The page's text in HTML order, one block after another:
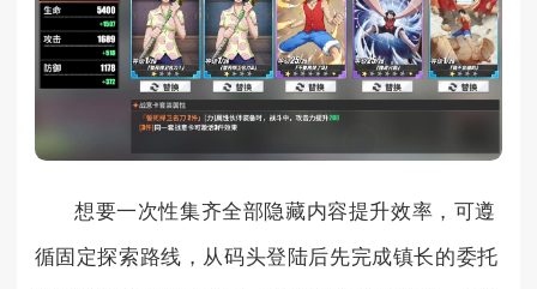
想要一次性集齐全部隐藏内容提升效率，可遵
循固定探索路线，从码头登陆后先完成镇长的委托